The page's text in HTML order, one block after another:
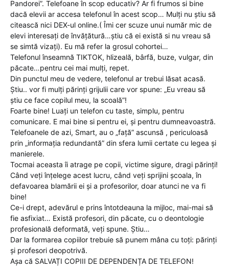
Pandorei”. Telefoane în scop educativ? Ar fi frumos si bine
dacă elevii ar accesa telefonul în acest scop… Mulți nu știu să
citească nici DEX-ul online.( Îmi cer scuze unui număr mic de
elevi interesați de învățătură…știu că ei există si nu vreau să
se simtă vizați). Eu mă refer la grosul cohortei…
Telefonul înseamnă TIKTOK, hlizeală, bârfă, buze, vulgar, din
păcate…pentru cei mai mulți, repet.
Din punctul meu de vedere, telefonul ar trebui lăsat acasă.
Știu.. vor fi mulți părinți grijulii care vor spune: „Eu vreau să
știu ce face copilul meu, la scoală”!
Foarte bine! Luați un telefon cu taste, simplu, pentru
comunicare. E mai bine si pentru ei, și pentru dumneavoastră.
Telefoanele de azi, Smart, au o „față” ascunsă , periculoasă
prin „informația redundantă” din sfera lumii certate cu legea și
manierele.
Tocmai aceasta îi atrage pe copii, victime sigure, dragi părinți!
Când veți înțelege acest lucru, când veți sprijini școala, în
defavoarea blamării ei și a profesorilor, doar atunci ne va fi
bine!
Ce-i drept, adevărul e prins întotdeauna la mijloc, mai-mai să
fie asfixiat… Există profesori, din păcate, cu o deontologie
profesională deformată, veți spune. Știu…
Dar la formarea copiilor trebuie să punem mâna cu toți: părinți
și profesori deopotrivă.
Așa că SALVAȚI COPIII DE DEPENDENȚA DE TELEFON!